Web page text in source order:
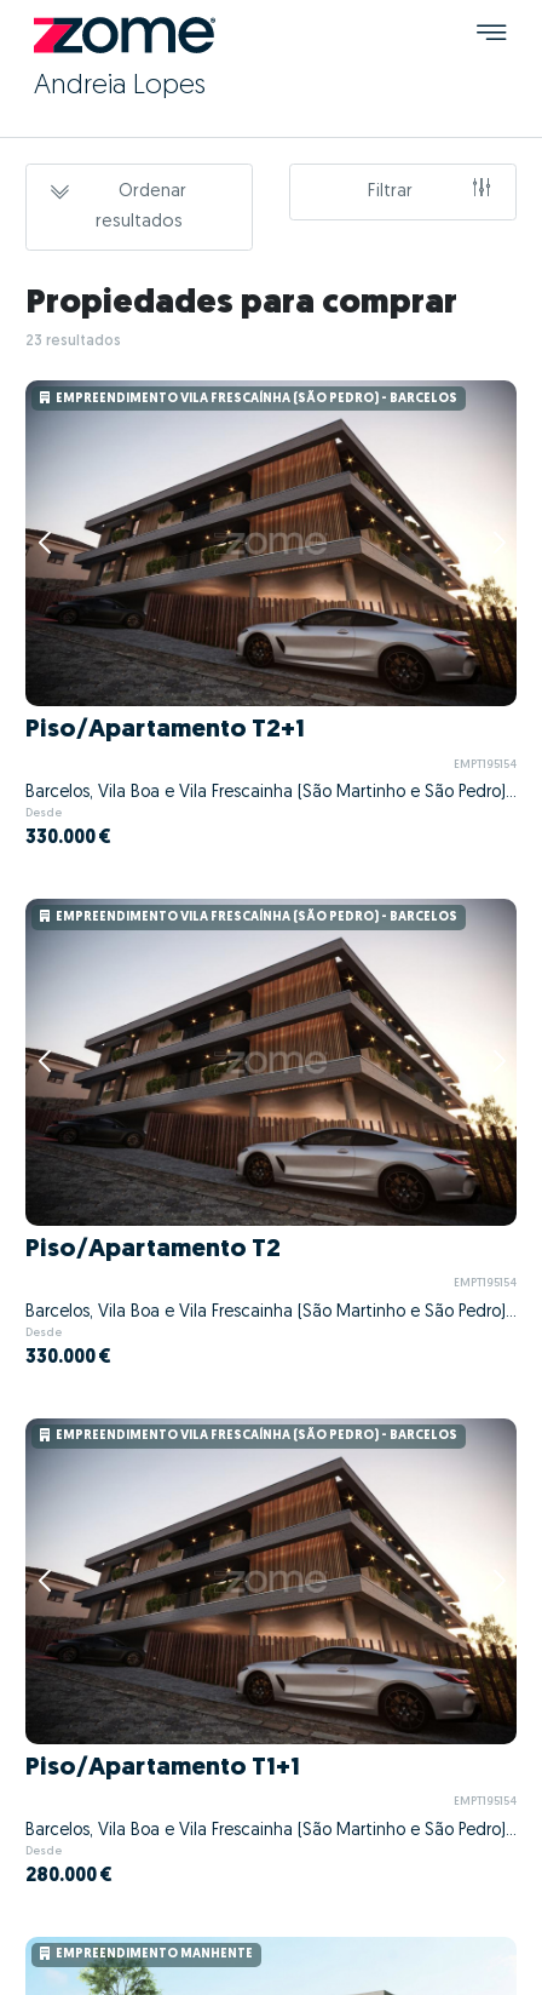
Andreia Lopes
Ordenar
resultados
Filtrar
Propiedades para comprar
23 resultados
EMPREENDIMENTO VILA FRESCAÍNHA (SÃO PEDRO) - BARCELOS
Piso/Apartamento T2+1
EMPT195154
Barcelos, Vila Boa e Vila Frescainha (São Martinho e São Pedro), Barcelos, Braga
Desde
330.000 €
EMPREENDIMENTO VILA FRESCAÍNHA (SÃO PEDRO) - BARCELOS
Piso/Apartamento T2
EMPT195154
Barcelos, Vila Boa e Vila Frescainha (São Martinho e São Pedro), Barcelos, Braga
Desde
330.000 €
EMPREENDIMENTO VILA FRESCAÍNHA (SÃO PEDRO) - BARCELOS
Piso/Apartamento T1+1
EMPT195154
Barcelos, Vila Boa e Vila Frescainha (São Martinho e São Pedro), Barcelos, Braga
Desde
280.000 €
EMPREENDIMENTO MANHENTE